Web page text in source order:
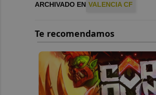
ARCHIVADO EN VALENCIA CF